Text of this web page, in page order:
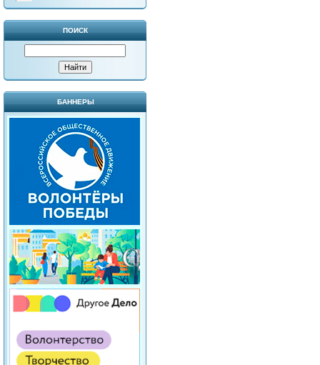
ПОИСК
БАННЕРЫ